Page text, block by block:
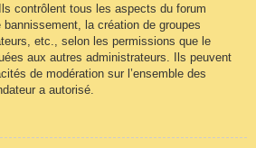
contrôlent tous les aspects du forum
la création de groupes
etc., selon les permissions que le
aux autres administrateurs. Ils peuvent
de modération sur l’ensemble des
a autorisé.